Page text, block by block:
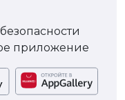
приложение